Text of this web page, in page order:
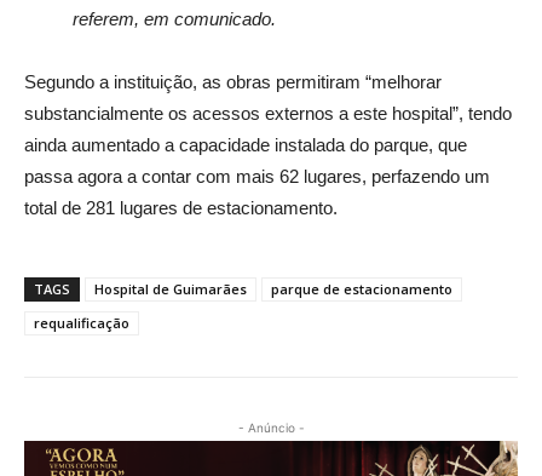
referem, em comunicado.
Segundo a instituição, as obras permitiram “melhorar
substancialmente os acessos externos a este hospital”, tendo
ainda aumentado a capacidade instalada do parque, que
passa agora a contar com mais 62 lugares, perfazendo um
total de 281 lugares de estacionamento.
TAGS Hospital de Guimarães
parque de estacionamento
requalificação
- Anúncio -